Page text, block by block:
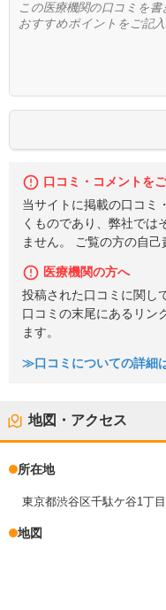
口コミ・コメントを
当サイトに掲載の口コミ
くものであり、弊社では
ません。 ご覧の方の自己
医療機関の方へ
投稿された口コミに関し
口コミの末尾にあるリン
ます。
≫口コミについての詳細
地図・アクセス
所在地
東京都渋谷区千駄ケ谷1丁
地図